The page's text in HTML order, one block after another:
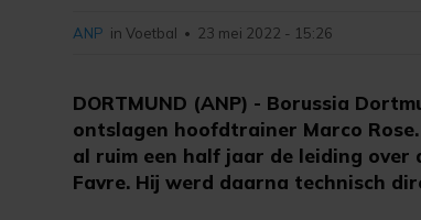
DORTMUND (ANP) - Borussia
ontslagen hoofdtrainer Marco
al ruim een half jaar de leiding over
Favre. Hij werd daarna technisch
ANP in Voetbal • 23 mei 2022 - 15:26